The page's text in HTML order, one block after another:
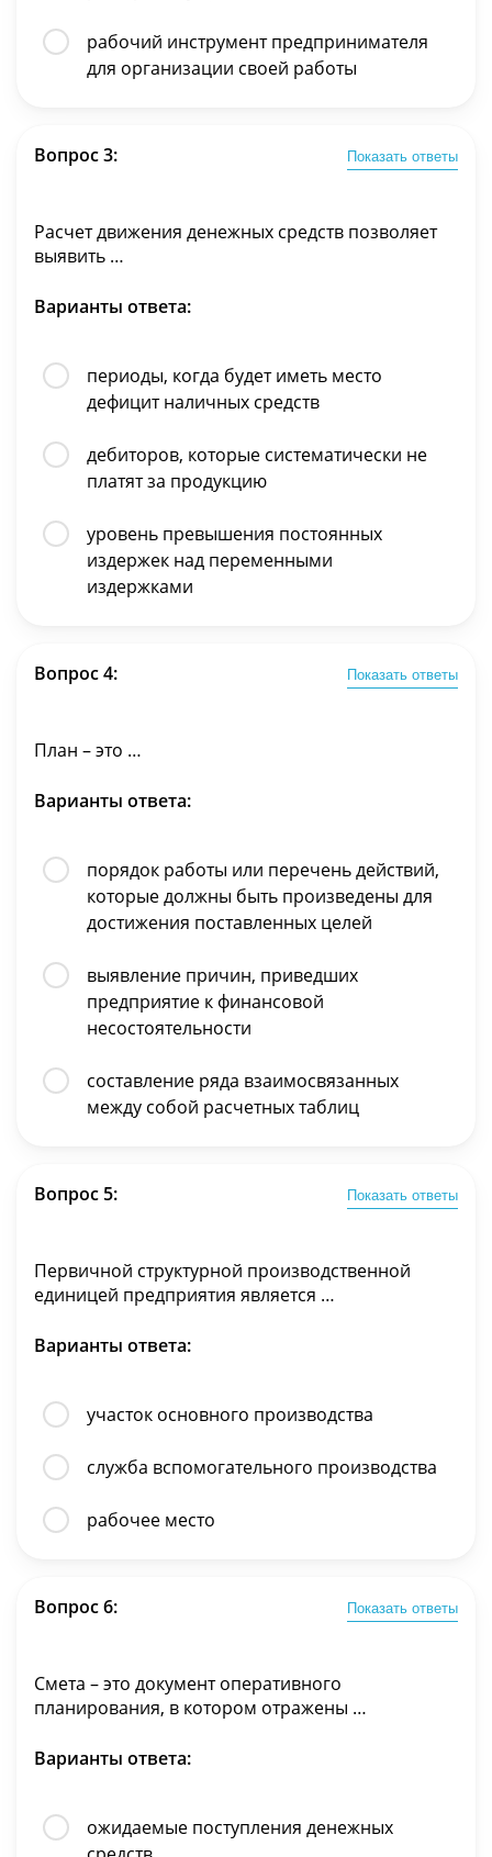
рабочий инструмент предпринимателя
для организации своей работы
Вопрос 3: Показать ответы
Расчет движения денежных средств позволяет
выявить …
Варианты ответа:
периоды, когда будет иметь место
дефицит наличных средств
дебиторов, которые систематически не
платят за продукцию
уровень превышения постоянных
издержек над переменными
издержками
Вопрос 4: Показать ответы
План – это …
Варианты ответа:
порядок работы или перечень действий,
которые должны быть произведены для
достижения поставленных целей
выявление причин, приведших
предприятие к финансовой
несостоятельности
составление ряда взаимосвязанных
между собой расчетных таблиц
Вопрос 5: Показать ответы
Первичной структурной производственной
единицей предприятия является …
Варианты ответа:
участок основного производства
служба вспомогательного производства
рабочее место
Вопрос 6: Показать ответы
Смета – это документ оперативного
планирования, в котором отражены …
Варианты ответа:
ожидаемые поступления денежных